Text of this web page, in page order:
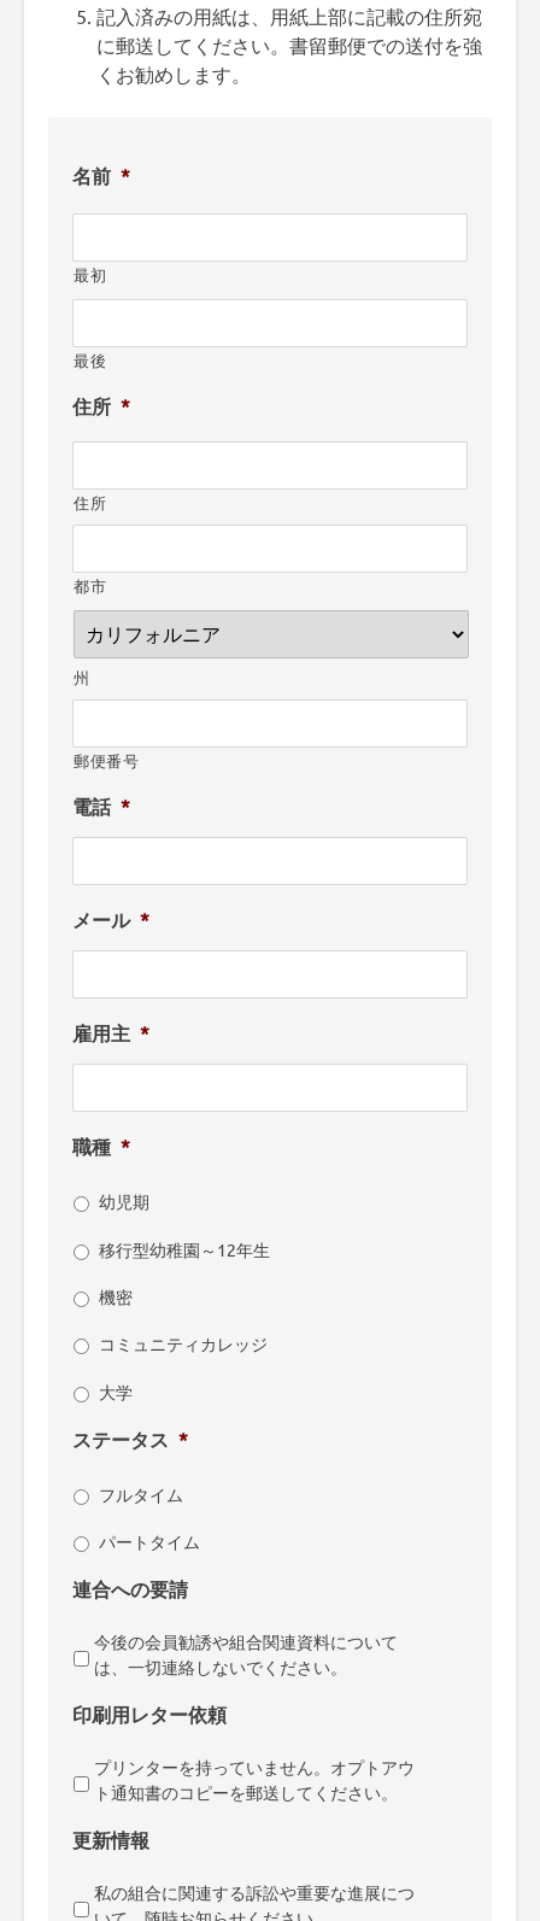
記入済みの用紙は、用紙上部に記載の住所宛
に郵送してください。書留郵便での送付を強
くお勧めします。
名前 *
最初
最後
住所 *
住所
都市
州
郵便番号
電話 *
メール *
雇用主 *
職種 *
幼児期
移行型幼稚園～12年生
機密
コミュニティカレッジ
大学
ステータス *
フルタイム
パートタイム
連合への要請
今後の会員勧誘や組合関連資料について
は、一切連絡しないでください。
印刷用レター依頼
プリンターを持っていません。オプトアウ
ト通知書のコピーを郵送してください。
更新情報
私の組合に関連する訴訟や重要な進展につ